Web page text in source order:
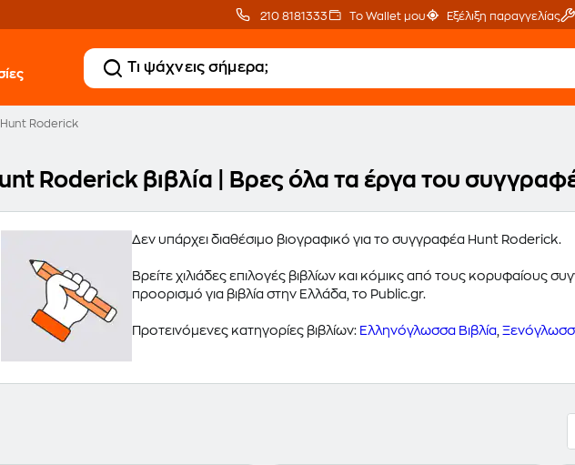
210 8181333 Το Wallet μου Εξέλιξη παραγγελίας
Hunt Roderick
Roderick βιβλία | Βρες όλα τα έργα του
Δεν υπάρχει διαθέσιμο βιογραφικό για το συγγραφέα Hunt Roderick.
Βρείτε χιλιάδες επιλογές βιβλίων και κόμικς από τους κορυφαίους
προορισμό για βιβλία στην Ελλάδα, το Public.gr.
Προτεινόμενες κατηγορίες βιβλίων: Ελληνόγλωσσα Βιβλία